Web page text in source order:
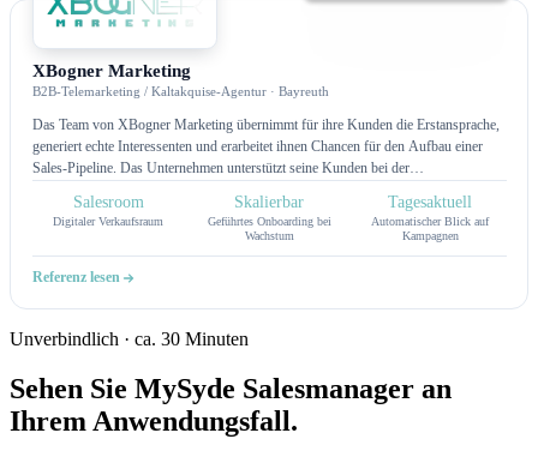
Salesroom
XBogner Marketing
B2B-Telemarketing / Kaltakquise-Agentur · Bayreuth
Das Team von XBogner Marketing übernimmt für ihre Kunden die Erstansprache,
generiert echte Interessenten und erarbeitet ihnen Chancen für den Aufbau einer
Sales-Pipeline. Das Unternehmen unterstützt seine Kunden bei der
Anschriften, die Qualifizierung von Ansprechpartnern oder ähnliche Aufgaben.
Vertrauen ab der ersten Sekunde: Wie XBogner Marketing aus Bayreuth mit einem
Digital Salesroom B2B-Telemarketing-Kampagnen auf das nächste Level hebt und
sich durch einen hochprofessionellen digitalen Verkaufsraum einen massiven
Salesroom
Digitaler Verkaufsraum
Skalierbar
Geführtes Onboarding bei
Wachstum
Tagesaktuell
Automatischer Blick auf
Kampagnen
Referenz lesen
Unverbindlich · ca. 30 Minuten
Sehen Sie MySyde Salesmanager an
Ihrem Anwendungsfall.